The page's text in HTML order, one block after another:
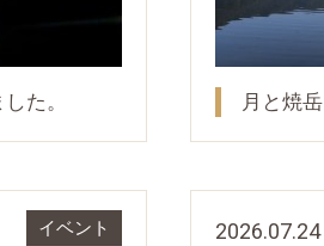
た。 月と焼岳
イベント 2026.07.24